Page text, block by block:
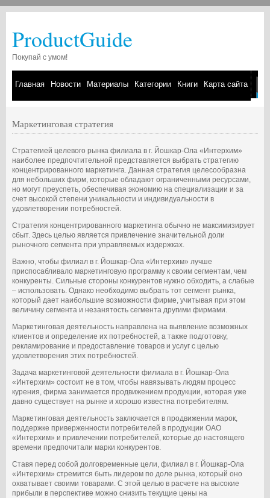
ProductGuide
Покупай с умом!
Главная Новости Материалы Категории Книги Карта сайта
Маркетинговая стратегия
Стратегией целевого рынка филиала в г. Йошкар-Ола «Интерхим»
наиболее предпочтительной представляется выбрать стратегию
концентрированного маркетинга. Данная стратегия целесообразна
для небольших фирм, которые обладают ограниченными ресурсами,
но могут преуспеть, обеспечивая экономию на специализации и за
счет высокой степени уникальности и индивидуальности в
удовлетворении потребностей.
Стратегия концентрированного маркетинга обычно не максимизирует
сбыт. Здесь целью является привлечение значительной доли
рыночного сегмента при управляемых издержках.
Важно, чтобы филиал в г. Йошкар-Ола «Интерхим» лучше
приспосабливало маркетинговую программу к своим сегментам, чем
конкуренты. Сильные стороны конкурентов нужно обходить, а слабые
– использовать. Однако необходимо выбрать тот сегмент рынка,
который дает наибольшие возможности фирме, учитывая при этом
величину сегмента и незанятость сегмента другими фирмами.
Маркетинговая деятельность направлена на выявление возможных
клиентов и определение их потребностей, а также подготовку,
рекламирование и предоставление товаров и услуг с целью
удовлетворения этих потребностей.
Задача маркетинговой деятельности филиала в г. Йошкар-Ола
«Интерхим» состоит не в том, чтобы навязывать людям процесс
курения, фирма занимается продвижением продукции, которая уже
давно существует на рынке и хорошо известна потребителям.
Маркетинговая деятельность заключается в продвижении марок,
поддержке приверженности потребителей в продукции ОАО
«Интерхим» и привлечении потребителей, которые до настоящего
времени предпочитали марки конкурентов.
Ставя перед собой долговременные цели, филиал в г. Йошкар-Ола
«Интерхим» стремится быть лидером по доле рынка, который оно
охватывает своими товарами. С этой целью в расчете на высокие
прибыли в перспективе можно снизить текущие цены на